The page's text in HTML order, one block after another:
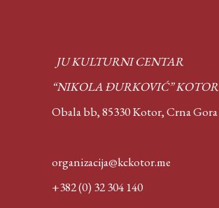
JU KULTURNI CENTAR
“NIKOLA ĐURKOVIĆ” KOTOR
Obala bb, 85330 Kotor,Crna Gora
organizacija@kckotor.me
+382 (0) 32 304 140